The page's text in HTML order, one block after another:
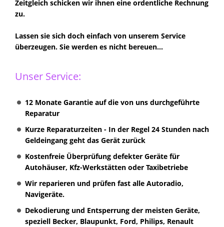
Zeitgleich schicken wir ihnen eine ordentliche Rechnung
zu.
Lassen sie sich doch einfach von unserem Service
überzeugen. Sie werden es nicht bereuen...
Unser Service:
12 Monate Garantie auf die von uns durchgeführte
Reparatur
Kurze Reparaturzeiten - In der Regel 24 Stunden nach
Geldeingang geht das Gerät zurück
Kostenfreie Überprüfung defekter Geräte für
Autohäuser, Kfz-Werkstätten oder Taxibetriebe
Wir reparieren und prüfen fast alle Autoradio,
Navigeräte.
Dekodierung und Entsperrung der meisten Geräte,
speziell Becker, Blaupunkt, Ford, Philips, Renault